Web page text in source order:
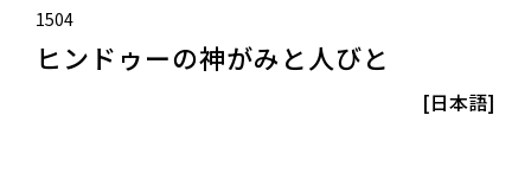
1504
ヒンドゥーの神がみと人びと
[日本語]